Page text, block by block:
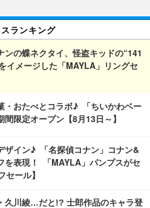
ランキング
ンの蝶ネクタイ、怪盗キッドの“141
イメージした「MAYLA」リングセ
・おたべとコラボ♪ 「ちいかわベー
間限定オープン【8月13日～】
ザイン♪ 「名探偵コナン」コナン&
を表現！ 「MAYLA」パンプスがセ
セール】
久川綾…だと!? 士郎作品のキャラ登